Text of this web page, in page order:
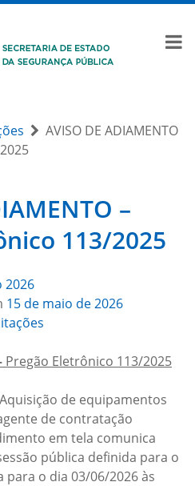
AVISO DE ADIAMENTO
–
113/2025
2026
15 de maio de 2026
Pregão Eletrônico 113/2025
de equipamentos
de contratação
em tela comunica
pública definida para o
para o dia 03/06/2026 às